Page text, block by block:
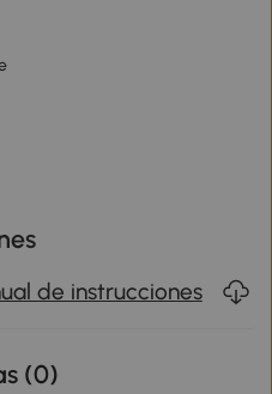
de instrucciones
(0)